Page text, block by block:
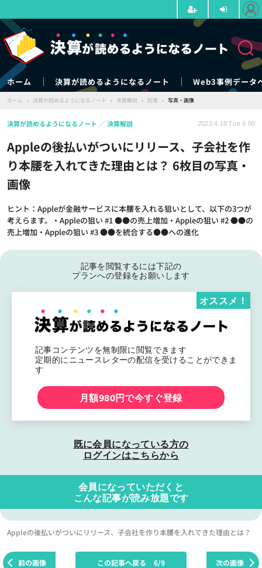
ホーム 決算が読めるようになるノート Web3事例データ
ホーム › 決算が読めるようになるノート › 決算解説 › 記事 › 写真・画像
Appleの後払いがついにリリース、子会社を作
り本腰を入れてきた理由とは？ 6枚目の写真・
画像
ヒント：Appleが金融サービスに本腰を入れる狙いとして、以下の3つが
考えらます。・Appleの狙い #1 ●●の売上増加・Appleの狙い #2 ●●の
売上増加・Appleの狙い #3 ●●を統合する●●への進化
決算が読めるようになるノート 決算解説 2023.4.18 Tue 6:00
記事を閲覧するには下記の
プランへの登録をお願いします
記事コンテンツを無制限に閲覧できます
定期的にニュースレターの配信を受けることができま
す
オススメ！
月額980円で今すぐ登録
既に会員になっている方の
ログインはこちらから
会員になっていただくと
こんな記事が読み放題です
Appleの後払いがついにリリース、子会社を作り本腰を入れてきた理由とは？
前の画像 次の画像
この記事へ戻る 6/9